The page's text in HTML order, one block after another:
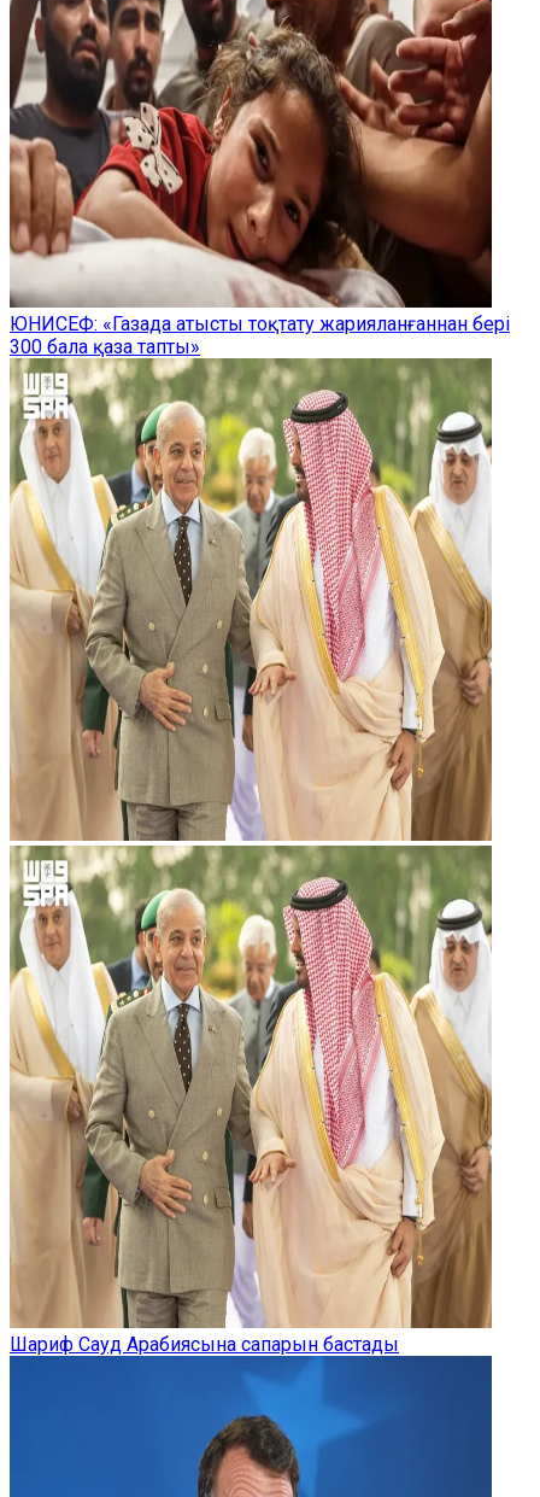
ЮНИСЕФ: «Газада атысты тоқтату жарияланғаннан бері
300 бала қаза тапты»
Шариф Сауд Арабиясына сапарын бастады